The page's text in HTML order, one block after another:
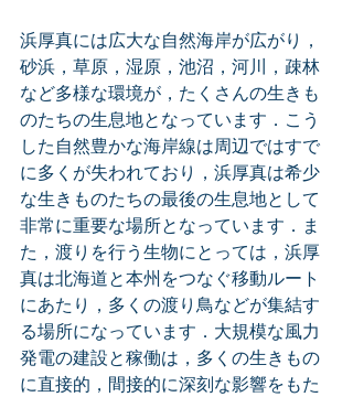
浜厚真には広大な自然海岸が広がり，
砂浜，草原，湿原，池沼，河川，疎林
など多様な環境が，たくさんの生きも
のたちの生息地となっています．こう
した自然豊かな海岸線は周辺ではすで
に多くが失われており，浜厚真は希少
な生きものたちの最後の生息地として
非常に重要な場所となっています．ま
た，渡りを行う生物にとっては，浜厚
真は北海道と本州をつなぐ移動ルート
にあたり，多くの渡り鳥などが集結す
る場所になっています．大規模な風力
発電の建設と稼働は，多くの生きもの
に直接的，間接的に深刻な影響をもた